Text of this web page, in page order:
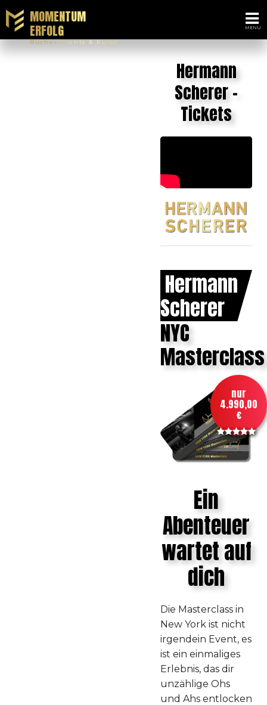
MOMENTUM
ERFOLG
Bücher Events & Kurse
Hermann
Scherer -
Tickets
Hermann
Scherer
NYC
Masterclass
nur
4.990,00
€
Ein
Abenteuer
wartet auf
dich
Die Masterclass in
New York ist nicht
irgendein Event, es
ist ein einmaliges
Erlebnis, das dir
unzählige Ohs
und Ahs entlocken